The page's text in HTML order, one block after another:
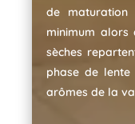
de
minimum alors
sèches
phase de
arômes de la